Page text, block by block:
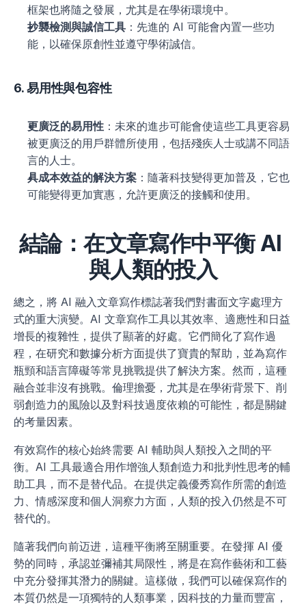
框架也將隨之發展，尤其是在學術環境中。
抄襲檢測與誠信工具 ：先進的 AI 可能會內置一些功
能，以確保原創性並遵守學術誠信。
6. 易用性與包容性
更廣泛的易用性 ：未來的進步可能會使這些工具更容易
被更廣泛的用戶群體所使用，包括殘疾人士或講不同語
言的人士。
具成本效益的解決方案 ：隨著科技變得更加普及，它也
可能變得更加實惠，允許更廣泛的接觸和使用。
結論：在文章寫作中平衡 AI
與人類的投入
總之，將 AI 融入文章寫作標誌著我們對書面文字處理方
式的重大演變。AI 文章寫作工具以其效率、適應性和日益
增長的複雜性，提供了顯著的好處。它們簡化了寫作過
程，在研究和數據分析方面提供了寶貴的幫助，並為寫作
瓶頸和語言障礙等常見挑戰提供了解決方案。然而，這種
融合並非沒有挑戰。倫理擔憂，尤其是在學術背景下、削
弱創造力的風險以及對科技過度依賴的可能性，都是關鍵
的考量因素。
有效寫作的核心始終需要 AI 輔助與人類投入之間的平
衡。AI 工具最適合用作增強人類創造力和批判性思考的輔
助工具，而不是替代品。在提供定義優秀寫作所需的創造
力、情感深度和個人洞察力方面，人類的投入仍然是不可
替代的。
隨著我們向前迈进，這種平衡將至關重要。在發揮 AI 優
勢的同時，承認並彌補其局限性，將是在寫作藝術和工藝
中充分發揮其潛力的關鍵。這樣做，我們可以確保寫作的
本質仍然是一項獨特的人類事業，因科技的力量而豐富，